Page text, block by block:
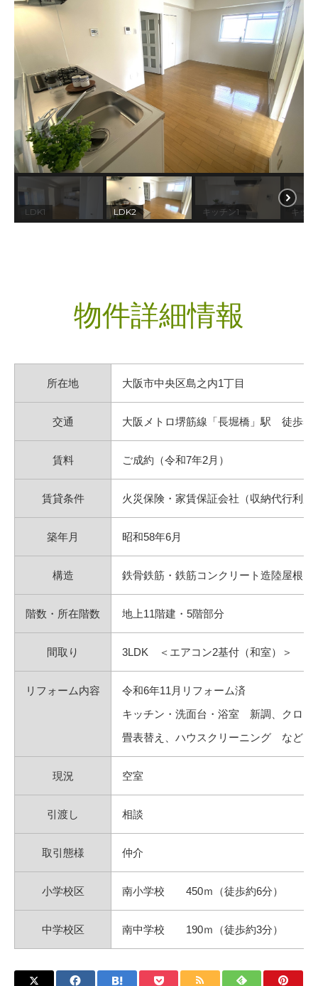
LDK1 LDK2 キッチン1 キッ
物件詳細情報
所在地 大阪市中央区島之内1丁目
交通 大阪メトロ堺筋線「長堀橋」駅 徒歩5
賃料 ご成約（令和7年2月）
賃貸条件 火災保険・家賃保証会社（収納代行利
築年月 昭和58年6月
構造 鉄骨鉄筋・鉄筋コンクリート造陸屋根
階数・所在階数 地上11階建・5階部分
間取り 3LDK ＜エアコン2基付（和室）＞
リフォーム内容
令和6年11月リフォーム済
キッチン・洗面台・浴室 新調、クロス
畳表替え、ハウスクリーニング など
現況 空室
引渡し 相談
取引態様 仲介
小学校区 南小学校 450ｍ（徒歩約6分）
中学校区 南中学校 190ｍ（徒歩約3分）